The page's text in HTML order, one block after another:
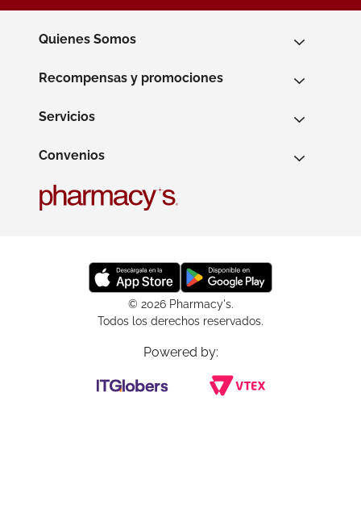
Quienes Somos
Recompensas y promociones
Servicios
Convenios
© 2026 Pharmacy's.
Todos los derechos reservados.
Powered by: